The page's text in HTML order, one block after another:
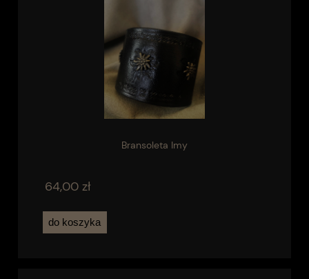
Bransoleta Imy
64,00 zł
do koszyka